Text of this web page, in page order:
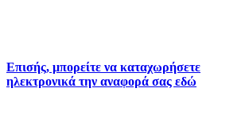
Επισής, μπορείτε να καταχωρήσετε
ηλεκτρονικά την αναφορά σας εδώ